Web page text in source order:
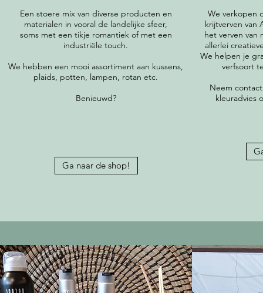
Een stoere mix van diverse producten en
materialen in vooral de landelijke sfeer,
soms met een tikje romantiek of met een
industriële touch.
We hebben een mooi assortiment aan kussens,
plaids, potten, lampen, rotan etc.
Benieuwd?
Ga naar de shop!
We verkopen
krijtverven van
het verven van
allerlei
We helpen je
verfsoort
Neem
kleuradvies